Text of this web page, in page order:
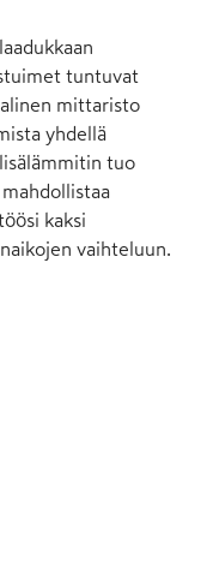
tuntuvat
mittaristo
yhdellä
tuo
mahdollistaa
kaksi
vaihteluun.